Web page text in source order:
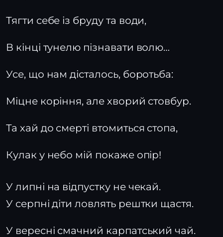
Тягти себе із бруду та води,
В кінці тунелю пізнавати волю…
Усе, що нам дісталось, боротьба:
Міцне коріння, але хворий стовбур.
Та хай до смерті втомиться стопа,
Кулак у небо мій покаже опір!
У липні на відпустку не чекай.
У серпні діти ловлять рештки щастя.
У вересні смачний карпатський чай.